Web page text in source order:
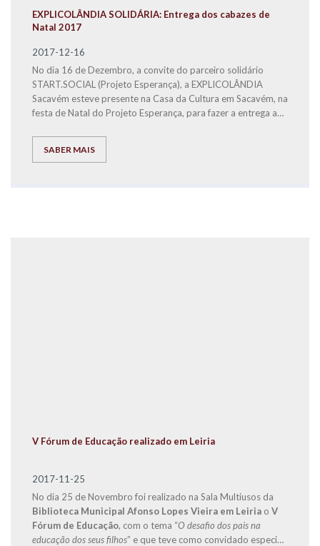
EXPLICOLÂNDIA SOLIDÁRIA: Entrega dos cabazes de
Natal 2017
2017-12-16
No dia 16 de Dezembro, a convite do parceiro solidário
START.SOCIAL (Projeto Esperança), a EXPLICOLÂNDIA
Sacavém esteve presente na Casa da Cultura em Sacavém, na
festa de Natal do Projeto Esperança, para fazer a entrega a
SABER MAIS
V Fórum de Educação realizado em Leiria
2017-11-25
No dia 25 de Novembro foi realizado na Sala Multiusos da
Biblioteca Municipal Afonso Lopes Vieira em Leiria o V
Fórum de Educação, com o tema “O desafio dos pais na
educação dos seus filhos” e que teve como convidado especial